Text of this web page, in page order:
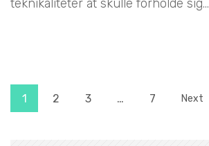
teknikaliteter at skulle forholde sig...
1 2 3 … 7 Next